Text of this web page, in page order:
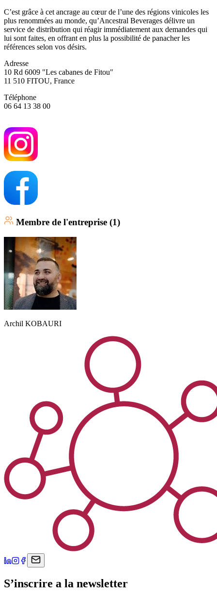
C’est grâce à cet ancrage au cœur de l’une des régions vinicoles les
plus renommées au monde, qu’Ancestral Beverages délivre un
service de distribution qui réagir immédiatement aux demandes qui
lui sont faites, en offrant en plus la possibilité de panacher les
références selon vos désirs.
Adresse
10 Rd 6009 "Les cabanes de Fitou"
11 510 FITOU, France
Téléphone
06 64 13 38 00
Membre de l'entreprise (1)
Archil KOBAURI
S’inscrire a la newsletter